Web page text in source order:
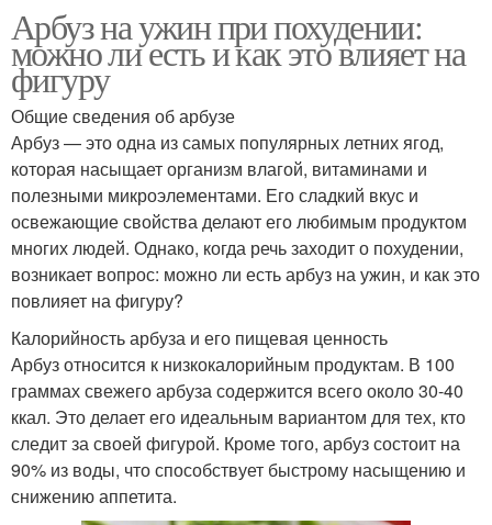
Арбуз на ужин при похудении:
можно ли есть и как это влияет на
фигуру
Общие сведения об арбузе
Арбуз — это одна из самых популярных летних ягод,
которая насыщает организм влагой, витаминами и
полезными микроэлементами. Его сладкий вкус и
освежающие свойства делают его любимым продуктом
многих людей. Однако, когда речь заходит о похудении,
возникает вопрос: можно ли есть арбуз на ужин, и как это
повлияет на фигуру?
Калорийность арбуза и его пищевая ценность
Арбуз относится к низкокалорийным продуктам. В 100
граммах свежего арбуза содержится всего около 30-40
ккал. Это делает его идеальным вариантом для тех, кто
следит за своей фигурой. Кроме того, арбуз состоит на
90% из воды, что способствует быстрому насыщению и
снижению аппетита.